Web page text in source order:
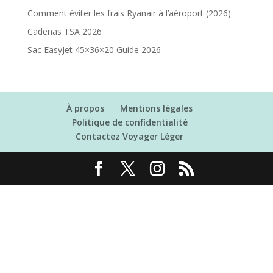
Comment éviter les frais Ryanair à l’aéroport (2026)
Cadenas TSA 2026
Sac EasyJet 45×36×20 Guide 2026
À propos
Mentions légales
Politique de confidentialité
Contactez Voyager Léger